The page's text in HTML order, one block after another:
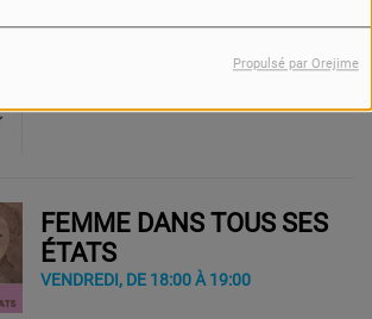
Propulsé par Orejime
C.L.E.F DES FAMILLES
FEMME DANS TOUS SES
ÉTATS
VENDREDI, DE 18:00 À 19:00